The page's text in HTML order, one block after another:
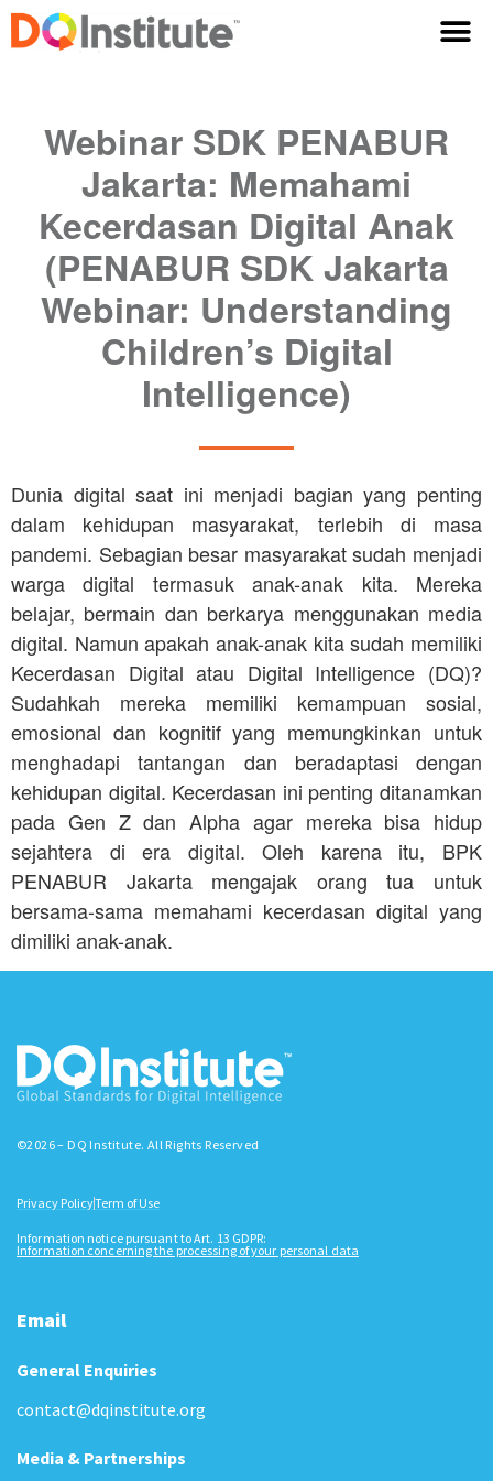
Webinar SDK PENABUR
Jakarta: Memahami
Kecerdasan Digital Anak
(PENABUR SDK Jakarta
Webinar: Understanding
Children’s Digital
Intelligence)
Dunia digital saat ini menjadi bagian yang penting
dalam kehidupan masyarakat, terlebih di masa
pandemi. Sebagian besar masyarakat sudah menjadi
warga digital termasuk anak-anak kita. Mereka
belajar, bermain dan berkarya menggunakan media
digital. Namun apakah anak-anak kita sudah memiliki
Kecerdasan Digital atau Digital Intelligence (DQ)?
Sudahkah mereka memiliki kemampuan sosial,
emosional dan kognitif yang memungkinkan untuk
menghadapi tantangan dan beradaptasi dengan
kehidupan digital. Kecerdasan ini penting ditanamkan
pada Gen Z dan Alpha agar mereka bisa hidup
sejahtera di era digital. Oleh karena itu, BPK
PENABUR Jakarta mengajak orang tua untuk
bersama-sama memahami kecerdasan digital yang
dimiliki anak-anak.
©2026 – DQ Institute. All Rights Reserved
Privacy PolicyTerm of Use
Information notice pursuant to Art. 13 GDPR:
Information concerning the processing of your personal data
Email
General Enquiries
contact@dqinstitute.org
Media & Partnerships